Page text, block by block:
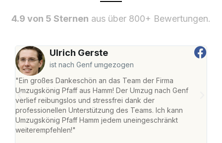
4.9 von 5 Sternen aus über 800+ Bewertungen.
Ulrich Gerste
ist nach Genf umgezogen
"Ein großes Dankeschön an das Team der Firma
Umzugskönig Pfaff aus Hamm! Der Umzug nach Genf
verlief reibungslos und stressfrei dank der
professionellen Unterstützung des Teams. Ich kann
Umzugskönig Pfaff Hamm jedem uneingeschränkt
weiterempfehlen!"